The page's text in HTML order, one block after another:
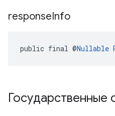
responseInfo
public final @Nullable
Государственные